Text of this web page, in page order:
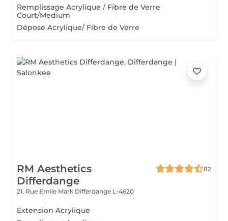
Remplissage Acrylique / Fibre de Verre
Court/Medium
Dépose Acrylique/ Fibre de Verre
RM Aesthetics
Differdange
82
21, Rue Emile Mark Differdange L-4620
Extension Acrylique